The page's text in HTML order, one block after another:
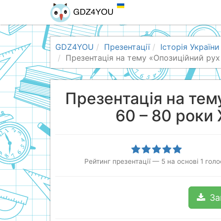
GDZ4YOU Презентації
Історія України
Презентація на тему «Опозиційний
Презентація на
60 – 80 роки
Рейтинг презентації — 5 на основі 1